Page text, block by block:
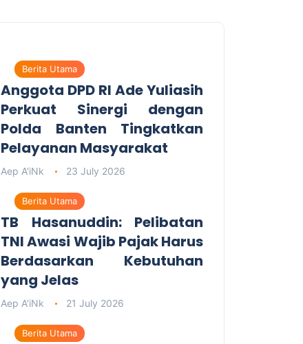
Berita Utama
Anggota DPD RI Ade Yuliasih
Perkuat Sinergi dengan
Polda Banten Tingkatkan
Pelayanan Masyarakat
Aep A'iNk 23 July 2026
Berita Utama
TB Hasanuddin: Pelibatan
TNI Awasi Wajib Pajak Harus
Berdasarkan Kebutuhan
yang Jelas
Aep A'iNk 21 July 2026
Berita Utama